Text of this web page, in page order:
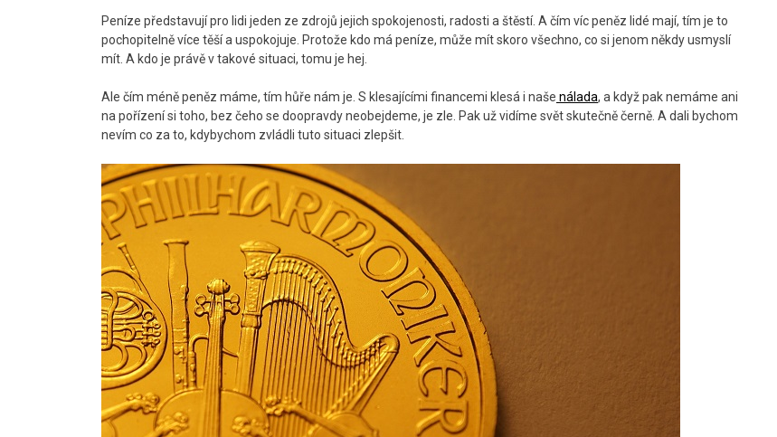
Peníze představují pro lidi jeden ze zdrojů jejich spokojenosti, radosti a štěstí. A čím víc peněz lidé mají, tím je to
pochopitelně více těší a uspokojuje. Protože kdo má peníze, může mít skoro všechno, co si jenom někdy usmyslí
mít. A kdo je právě v takové situaci, tomu je hej.
Ale čím méně peněz máme, tím hůře nám je. S klesajícími financemi klesá i naše nálada, a když pak nemáme ani
na pořízení si toho, bez čeho se doopravdy neobejdeme, je zle. Pak už vidíme svět skutečně černě. A dali bychom
nevím co za to, kdybychom zvládli tuto situaci zlepšit.